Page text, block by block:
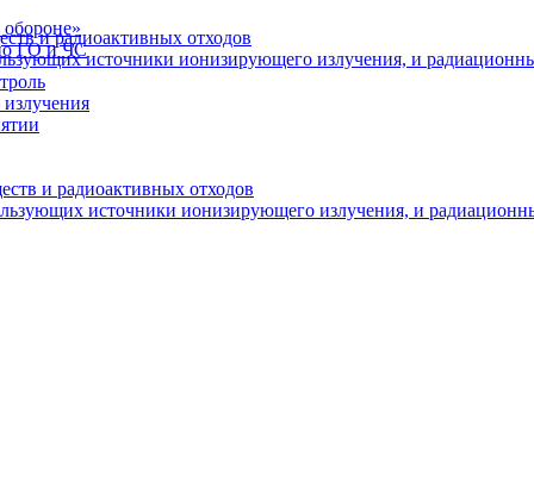
и радиоактивных отходов
источники ионизирующего излучения, и
ГО и ЧС
и радиоактивных отходов
источники ионизирующего излучения, и